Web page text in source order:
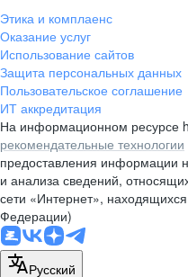
Этика и комплаенс
Оказание услуг
Использование сайтов
Защита персональных данных
Пользовательское соглашение
ИТ аккредитация
На информационном ресурсе
рекомендательные технологии
предоставления информации
и анализа сведений,
сети «Интернет»,
Федерации)
Русский